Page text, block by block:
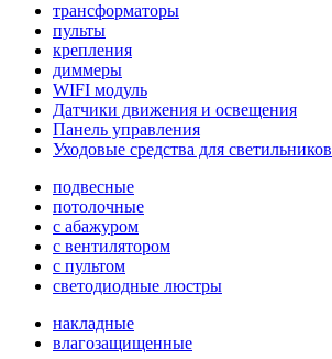
трансформаторы
пульты
крепления
диммеры
WIFI модуль
Датчики движения и освещения
Панель управления
Уходовые средства для светильников
подвесные
потолочные
с абажуром
с вентилятором
с пультом
светодиодные люстры
накладные
влагозащищенные